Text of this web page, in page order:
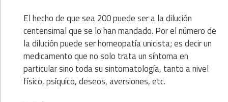
El hecho de que sea 200 puede ser a la dilución
centensimal que se lo han mandado. Por el número de
la dilución puede ser homeopatía unicista; es decir un
medicamento que no solo trata un síntoma en
particular sino toda su sintomatología, tanto a nivel
físico, psíquico, deseos, aversiones, etc.